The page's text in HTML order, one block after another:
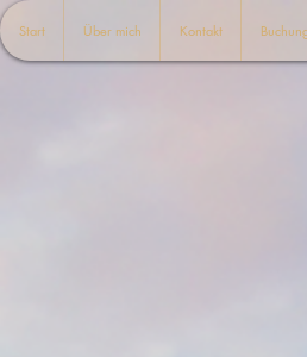
Start Über mich Kontakt